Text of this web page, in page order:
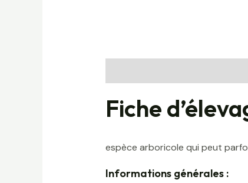
Fiche
espèce arboricole qui peut
Informations générales :